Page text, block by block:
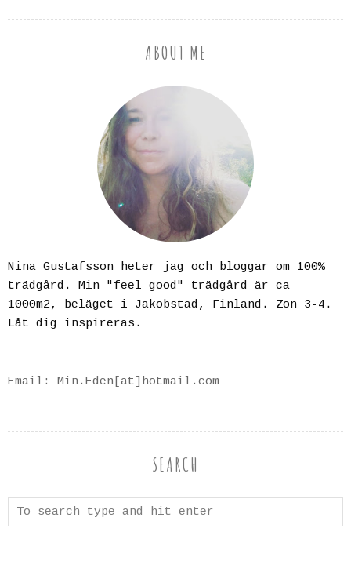
ABOUT ME
Nina Gustafsson heter jag och bloggar om 100%
trädgård. Min "feel good" trädgård är ca
1000m2, beläget i Jakobstad, Finland. Zon 3-4.
Låt dig inspireras.
Email: Min.Eden[ät]hotmail.com
SEARCH